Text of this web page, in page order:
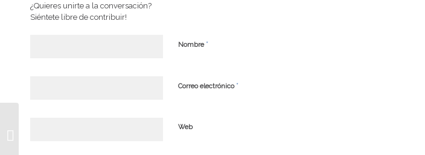
¿Quieres unirte a la conversación?
Siéntete libre de contribuir!
Nombre *
Correo electrónico *
Web